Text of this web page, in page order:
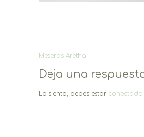
Navegación
entradas
Meseros Aretha
Deja una
Lo siento, debes estar conectado